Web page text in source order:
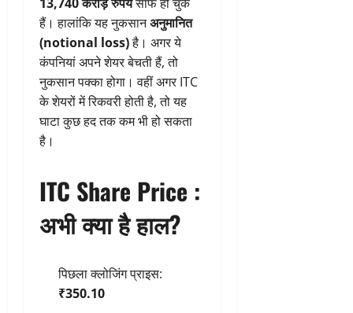
हैं। हालांकि यह नुकसानअनुमानित
(notional loss)है। अगर ये
कंपनियां अपने शेयर बेचती हैं, तो
नुकसान पक्का होगा। वहीं अगर ITC
के शेयरों में रिकवरी होती है, तो यह
घाटा कुछ हद तक कम भी हो सकता
है।
ITC Share Price :
अभी क्या है हाल?
पिछला क्लोजिंग प्राइस:
₹350.10